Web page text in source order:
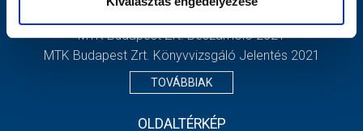
MTK Budapest Zrt. Beszámoló 2021
MTK Budapest Zrt. Könyvvizsgáló Jelentés 2021
TOVÁBBIAK
OLDALTÉRKÉP